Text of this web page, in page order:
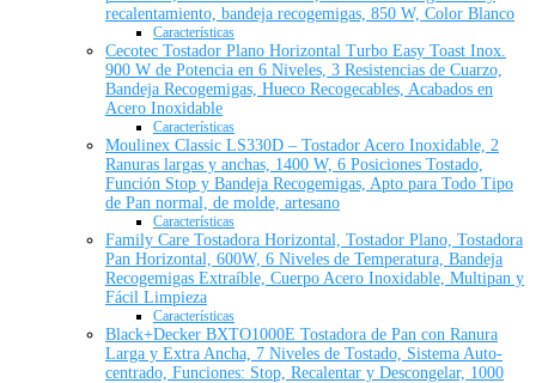
recalentamiento, bandeja recogemigas, 850 W, Color Blanco
Características
Cecotec Tostador Plano Horizontal Turbo Easy Toast Inox.
900 W de Potencia en 6 Niveles, 3 Resistencias de Cuarzo,
Bandeja Recogemigas, Hueco Recogecables, Acabados en
Acero Inoxidable
Características
Moulinex Classic LS330D – Tostador Acero Inoxidable, 2
Ranuras largas y anchas, 1400 W, 6 Posiciones Tostado,
Función Stop y Bandeja Recogemigas, Apto para Todo Tipo
de Pan normal, de molde, artesano
Características
Family Care Tostadora Horizontal, Tostador Plano, Tostadora
Pan Horizontal, 600W, 6 Niveles de Temperatura, Bandeja
Recogemigas Extraíble, Cuerpo Acero Inoxidable, Multipan y
Fácil Limpieza
Características
Black+Decker BXTO1000E Tostadora de Pan con Ranura
Larga y Extra Ancha, 7 Niveles de Tostado, Sistema Auto-
centrado, Funciones: Stop, Recalentar y Descongelar, 1000